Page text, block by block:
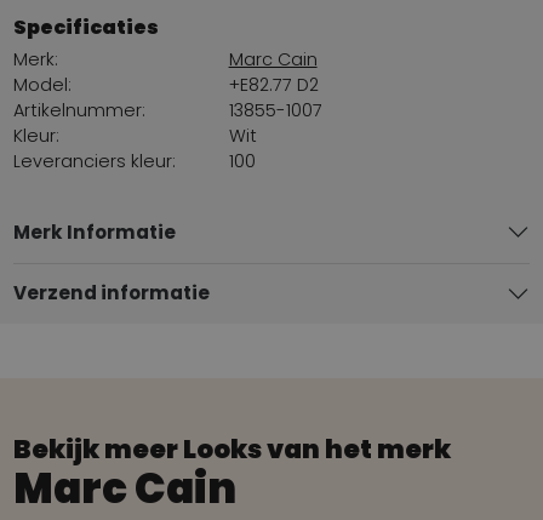
Specificaties
Merk:
Marc Cain
Model:
+E82.77 D2
Artikelnummer:
13855-1007
Kleur:
Wit
Leveranciers kleur:
100
Merk Informatie
Verzend informatie
Bekijk meer Looks van het merk
Marc Cain